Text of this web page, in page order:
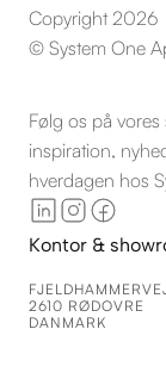
Copyright 2026
© System One
Følg os på
inspiration,
hverdagen hos
Kontor &
2610 RØDOVRE
DANMARK